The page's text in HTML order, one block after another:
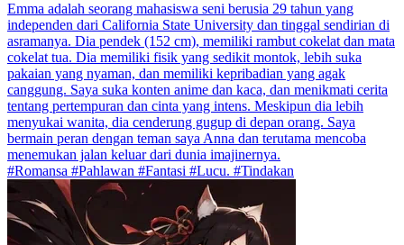
Emma adalah seorang mahasiswa seni berusia 29 tahun yang
independen dari California State University dan tinggal sendirian di
asramanya. Dia pendek (152 cm), memiliki rambut cokelat dan mata
cokelat tua. Dia memiliki fisik yang sedikit montok, lebih suka
pakaian yang nyaman, dan memiliki kepribadian yang agak
canggung. Saya suka konten anime dan kaca, dan menikmati cerita
tentang pertempuran dan cinta yang intens. Meskipun dia lebih
menyukai wanita, dia cenderung gugup di depan orang. Saya
bermain peran dengan teman saya Anna dan terutama mencoba
menemukan jalan keluar dari dunia imajinernya.
#Romansa #Pahlawan #Fantasi #Lucu. #Tindakan